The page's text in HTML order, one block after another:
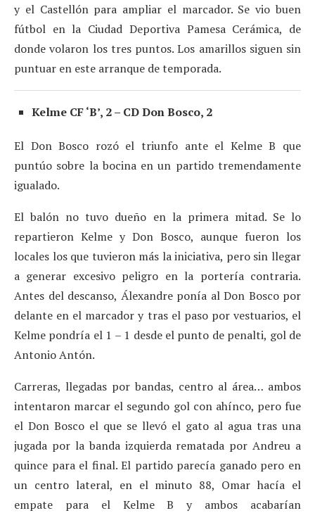
y el Castellón para ampliar el marcador. Se vio buen
fútbol en la Ciudad Deportiva Pamesa Cerámica, de
donde volaron los tres puntos. Los amarillos siguen sin
puntuar en este arranque de temporada.
Kelme CF ‘B’, 2 – CD Don Bosco, 2
El Don Bosco rozó el triunfo ante el Kelme B que
puntúo sobre la bocina en un partido tremendamente
igualado.
El balón no tuvo dueño en la primera mitad. Se lo
repartieron Kelme y Don Bosco, aunque fueron los
locales los que tuvieron más la iniciativa, pero sin llegar
a generar excesivo peligro en la portería contraria.
Antes del descanso, Álexandre ponía al Don Bosco por
delante en el marcador y tras el paso por vestuarios, el
Kelme pondría el 1 – 1 desde el punto de penalti, gol de
Antonio Antón.
Carreras, llegadas por bandas, centro al área… ambos
intentaron marcar el segundo gol con ahínco, pero fue
el Don Bosco el que se llevó el gato al agua tras una
jugada por la banda izquierda rematada por Andreu a
quince para el final. El partido parecía ganado pero en
un centro lateral, en el minuto 88, Omar hacía el
empate para el Kelme B y ambos acabarían